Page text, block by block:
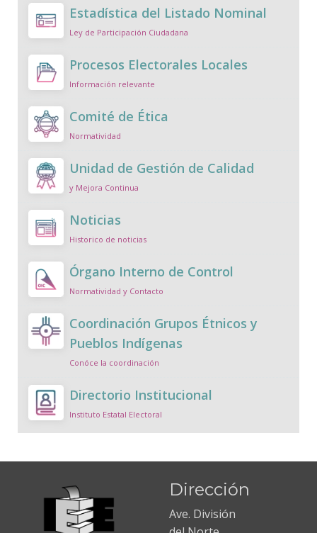
Estadística del Listado Nominal
Ley de Participación Ciudadana
Procesos Electorales Locales
Información relevante
Comité de Ética
Normatividad
Unidad de Gestión de Calidad
y Mejora Continua
Noticias
Historico de noticias
Órgano Interno de Control
Normatividad y Contacto
Coordinación Grupos Étnicos y
Pueblos Indígenas
Conóce la coordinación
Directorio Institucional
Instituto Estatal Electoral
Dirección
Ave. División